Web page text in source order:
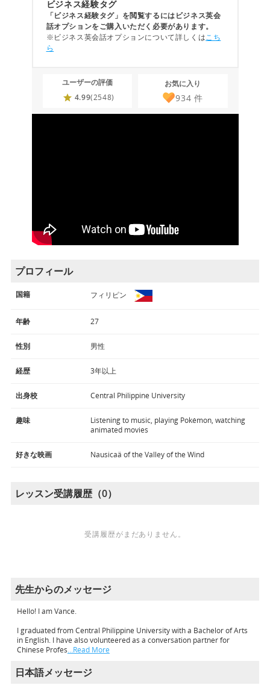
ビジネス経験タグ
「ビジネス経験タグ」を閲覧するにはビジネス英会
話オプションをご購入いただく必要があります。
※ビジネス英会話オプションについて詳しくはこち
ら
ユーザーの評価
4.99(2548)
お気に入り
934 件
プロフィール
国籍 フィリピン
年齢 27
性別 男性
経歴 3年以上
出身校 Central Philippine University
趣味
Listening to music, playing Pokémon, watching
animated movies
好きな映画 Nausicaä of the Valley of the Wind
レッスン受講履歴（0）
受講履歴がまだありません。
先生からのメッセージ
Hello! I am Vance.
I graduated from Central Philippine University with a Bachelor of Arts
in English. I have also volunteered as a conversation partner for
Chinese Profes…Read More
日本語メッセージ